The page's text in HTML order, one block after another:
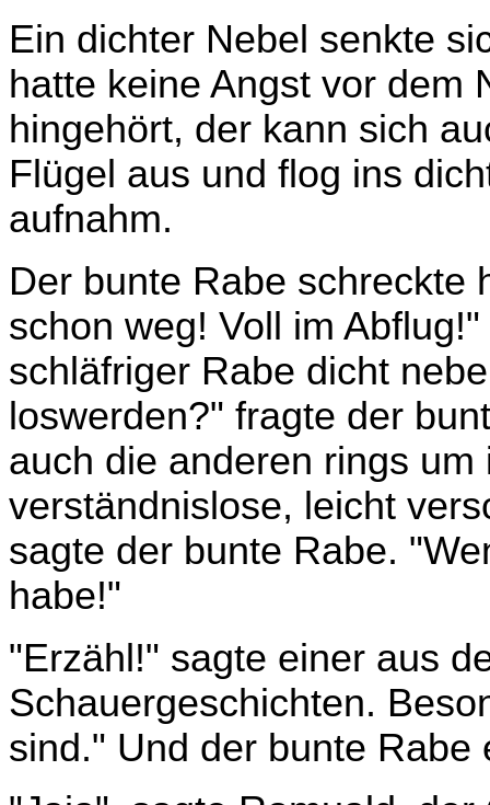
Ein dichter Nebel senkte
hatte keine Angst vor dem
hingehört, der kann sich
Flügel aus und flog ins
aufnahm.
Der bunte Rabe schreckte
schon weg! Voll im
schläfriger Rabe dicht
loswerden?" fragte der
auch die anderen rings
verständnislose, leicht
sagte der bunte Rabe.
habe!"
"Erzähl!" sagte einer aus
Schauergeschichten.
sind." Und der bunte Rabe